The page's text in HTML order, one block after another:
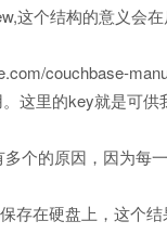
这个结构的意义会在
couchbase-
这里的key就是可
个的原因，因为每
存在硬盘上，这个